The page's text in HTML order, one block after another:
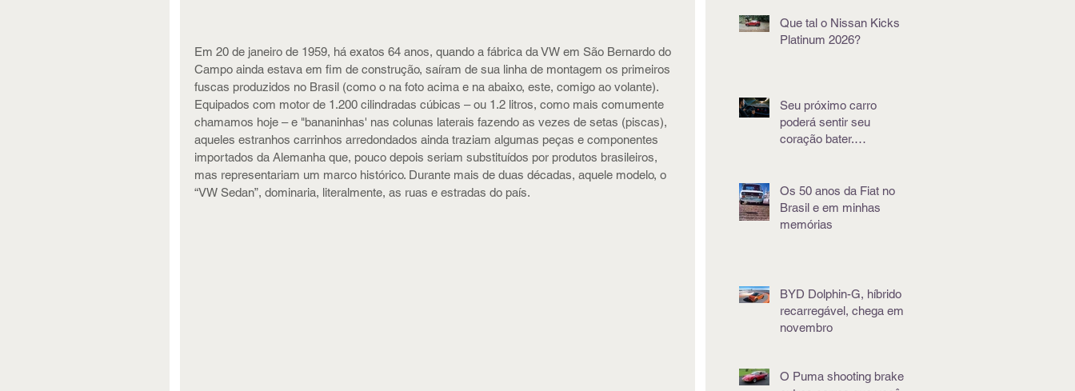
Em 20 de janeiro de 1959, há exatos 64 anos, quando a fábrica da VW em São Bernardo do
Campo ainda estava em fim de construção, saíram de sua linha de montagem os primeiros
fuscas produzidos no Brasil (como o na foto acima e na abaixo, este, comigo ao volante).
Equipados com motor de 1.200 cilindradas cúbicas – ou 1.2 litros, como mais comumente
chamamos hoje – e "bananinhas' nas colunas laterais fazendo as vezes de setas (piscas),
aqueles estranhos carrinhos arredondados ainda traziam algumas peças e componentes
importados da Alemanha que, pouco depois seriam substituídos por produtos brasileiros,
mas representariam um marco histórico. Durante mais de duas décadas, aquele modelo, o
“VW Sedan”, dominaria, literalmente, as ruas e estradas do país.
Que tal o Nissan Kicks
Platinum 2026?
Seu próximo carro
poderá sentir seu
coração bater.
Os 50 anos da Fiat no
Brasil e em minhas
memórias
BYD Dolphin-G, híbrido e
recarregável, chega em
novembro
O Puma shooting brake e